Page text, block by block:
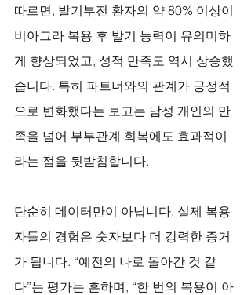
따르면, 발기부전 환자의 약 80% 이상이
비아그라 복용 후 발기 능력이 유의미하
게 향상되었고, 성적 만족도 역시 상승했
습니다. 특히 파트너와의 관계가 긍정적
으로 변화했다는 보고는 남성 개인의 만
족을 넘어 부부관계 회복에도 효과적이
라는 점을 뒷받침합니다.
단순히 데이터만이 아닙니다. 실제 복용
자들의 경험은 숫자보다 더 강력한 증거
가 됩니다. “예전의 나로 돌아간 것 같
다”는 평가는 흔하며, “한 번의 복용이 아